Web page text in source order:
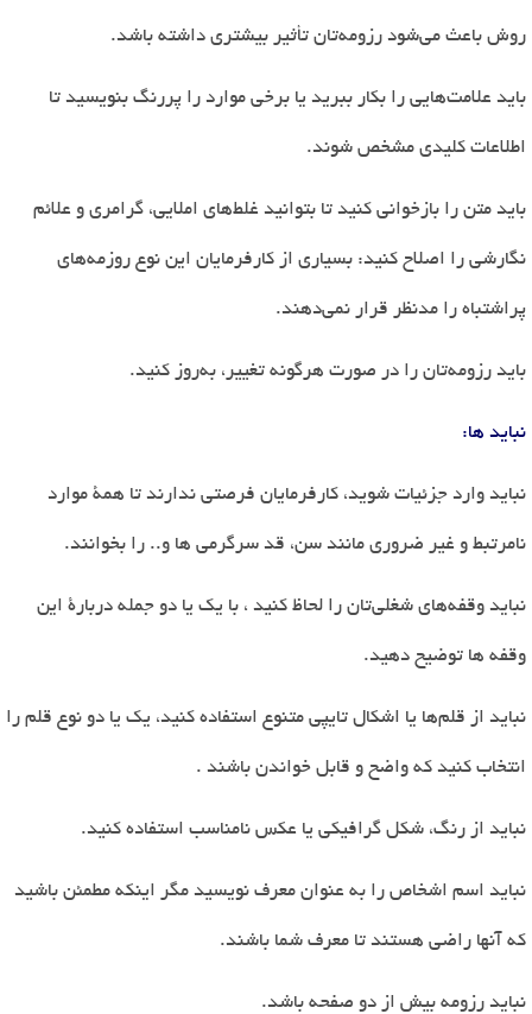
روش باعث میشود رزومهتان تأثیر بیشتری داشته باشد.
باید علامتهایی را بکار ببرید یا برخی موارد را پررنگ بنویسید تا
اطلاعات کلیدی مشخص شوند.
باید متن را بازخوانی کنید تا بتوانید غلطهای املایی، گرامری و علائم
نگارشی را اصلاح کنید: بسیاری از کارفرمایان این نوع روزمههای
پراشتباه را مدنظر قرار نمیدهند.
باید رزومهتان را در صورت هرگونه تغییر، بهروز کنید.
نباید ها:
نباید وارد جزئیات شوید، کارفرمایان فرصتی ندارند تا همۀ موارد
نامرتبط و غیر ضروری مانند سن، قد سرگرمی ها و.. را بخوانند.
نباید وقفههای شغلیتان را لحاظ کنید ، با یک یا دو جمله دربارۀ این
وقفه ها توضیح دهید.
نباید از قلمها یا اشکال تایپی متنوع استفاده کنید، یک یا دو نوع قلم را
انتخاب کنید که واضح و قابل خواندن باشند .
نباید از رنگ، شکل گرافیکی یا عکس نامناسب استفاده کنید.
نباید اسم اشخاص را به عنوان معرف نویسید مگر اینکه مطمئن باشید
که آنها راضی هستند تا معرف شما باشند.
نباید رزومه بیش از دو صفحه باشد.